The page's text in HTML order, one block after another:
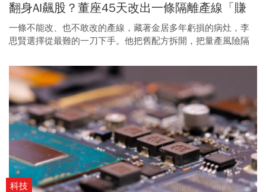
翻身AI飆股？董座45天改出一條隔離產線「賺
技術財要先認識自我」
一條不能改、也不敢改的產線，藏著金居多年虧損的病灶，李
思賢選擇從最難的一刀下手。他把舊配方拆開，把量產風險隔
科技